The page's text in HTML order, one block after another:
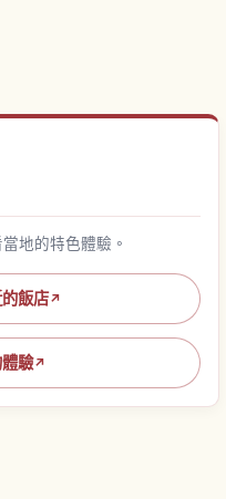
地的特色體驗。
飯店↗
驗↗